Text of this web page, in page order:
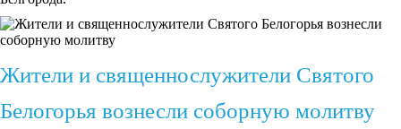
Жители и священнослужители Святого
Белогорья вознесли соборную молитву